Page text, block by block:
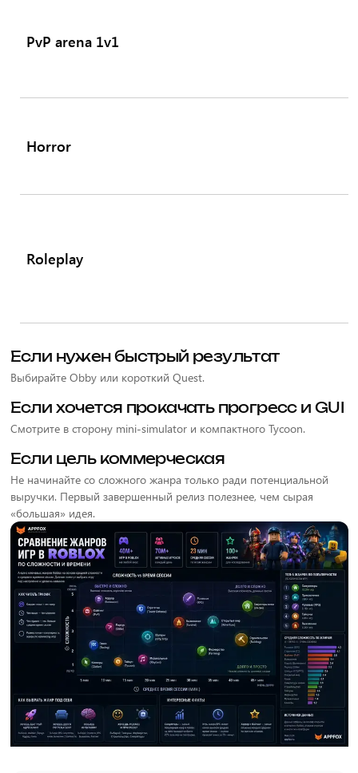
PvP arena 1v1
Horror
Roleplay
Если нужен быстрый результат
Выбирайте Obby или короткий Quest.
Если хочется прокачать прогресс и GUI
Смотрите в сторону mini-simulator и компактного Tycoon.
Если цель коммерческая
Не начинайте со сложного жанра только ради потенциальной
выручки. Первый завершенный релиз полезнее, чем сырая
«большая» идея.